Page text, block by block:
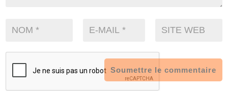
Soumettre le commentaire